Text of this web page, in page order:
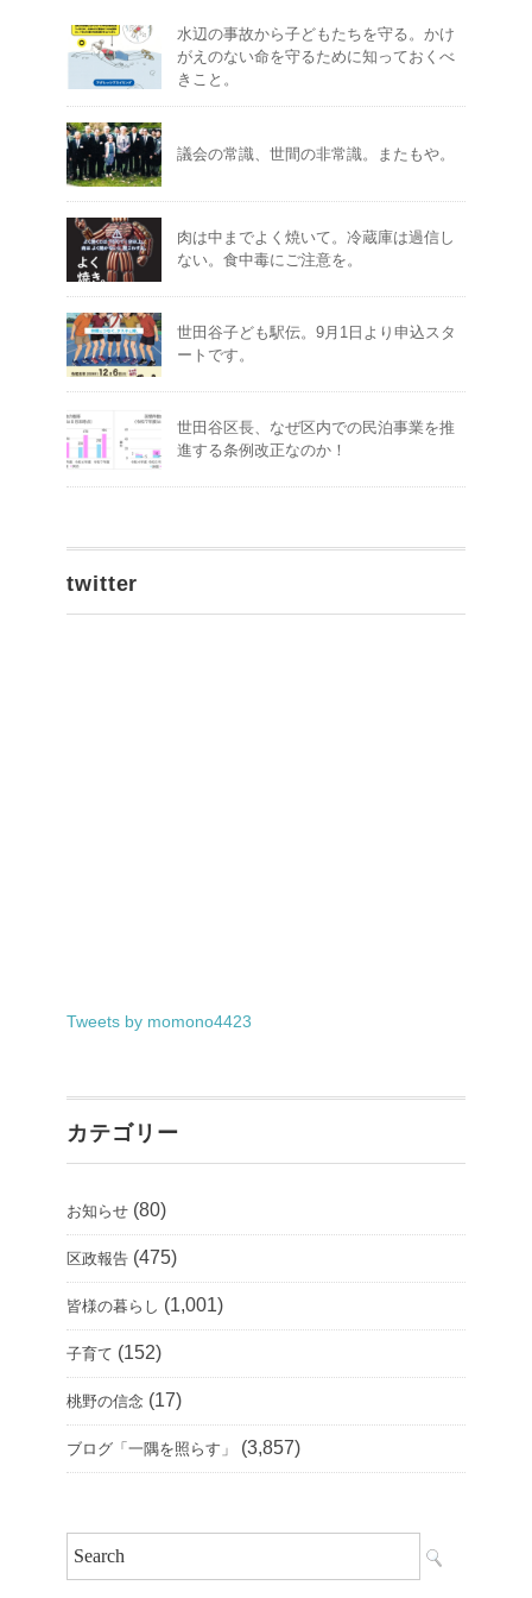
水辺の事故から子どもたちを守る。かけ
がえのない命を守るために知っておくべ
きこと。
議会の常識、世間の非常識。またもや。
肉は中までよく焼いて。冷蔵庫は過信し
ない。食中毒にご注意を。
世田谷子ども駅伝。9月1日より申込スタ
ートです。
世田谷区長、なぜ区内での民泊事業を推
進する条例改正なのか！
twitter
Tweets by momono4423
カテゴリー
お知らせ (80)
区政報告 (475)
皆様の暮らし (1,001)
子育て (152)
桃野の信念 (17)
ブログ「一隅を照らす」 (3,857)